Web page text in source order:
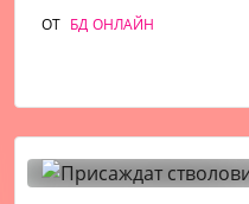
ОТ БД ОНЛАЙН